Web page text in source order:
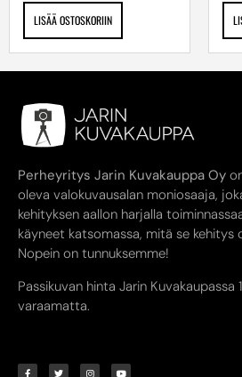
LISÄÄ OSTOSKORIIN
Perheyritys Jarin Kuvakauppa Oy
oleva valokuvausalan moniosaaja,
kehityksen aallon harjalla
käyneet katsomassa, mitä se kehitys
Nopein on tunnuksemme!
Passikuvan hinta Jarin Kuvakaupassa
varaamatta.